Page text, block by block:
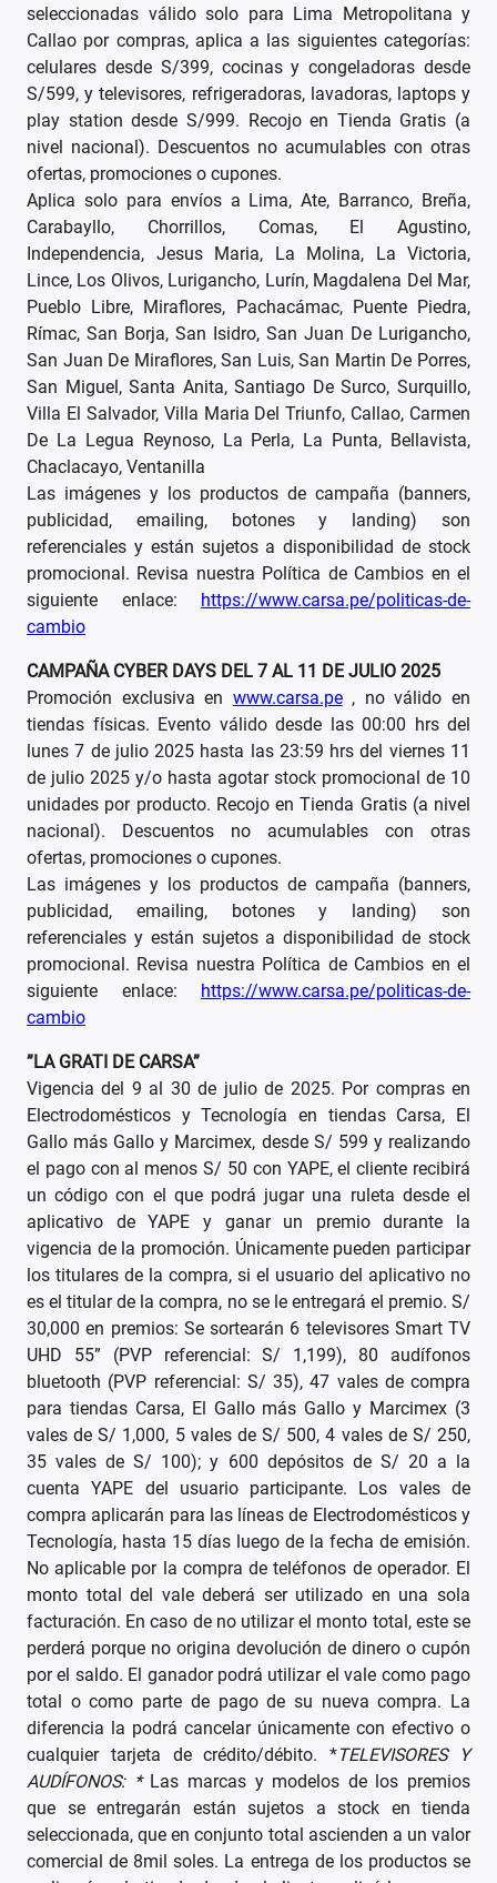
seleccionadas válido solo para Lima Metropolitana y
Callao por compras, aplica a las siguientes categorías:
celulares desde S/399, cocinas y congeladoras desde
S/599, y televisores, refrigeradoras, lavadoras, laptops y
play station desde S/999. Recojo en Tienda Gratis (a
nivel nacional). Descuentos no acumulables con otras
ofertas, promociones o cupones.
Aplica solo para envíos a Lima, Ate, Barranco, Breña,
Carabayllo, Chorrillos, Comas, El Agustino,
Independencia, Jesus Maria, La Molina, La Victoria,
Lince, Los Olivos, Lurigancho, Lurín, Magdalena Del Mar,
Pueblo Libre, Miraflores, Pachacámac, Puente Piedra,
Rímac, San Borja, San Isidro, San Juan De Lurigancho,
San Juan De Miraflores, San Luis, San Martin De Porres,
San Miguel, Santa Anita, Santiago De Surco, Surquillo,
Villa El Salvador, Villa Maria Del Triunfo, Callao, Carmen
De La Legua Reynoso, La Perla, La Punta, Bellavista,
Chaclacayo, Ventanilla
Las imágenes y los productos de campaña (banners,
publicidad, emailing, botones y landing) son
referenciales y están sujetos a disponibilidad de stock
promocional. Revisa nuestra Política de Cambios en el
siguiente enlace:
https://www.carsa.pe/politicas-de-
cambio
CAMPAÑA CYBER DAYS DEL 7 AL 11 DE JULIO 2025
Promoción exclusiva en www.carsa.pe, no válido en
tiendas físicas. Evento válido desde las 00:00 hrs del
lunes 7 de julio 2025 hasta las 23:59 hrs del viernes 11
de julio 2025 y/o hasta agotar stock promocional de 10
unidades por producto. Recojo en Tienda Gratis (a nivel
nacional). Descuentos no acumulables con otras
ofertas, promociones o cupones.
Las imágenes y los productos de campaña (banners,
publicidad, emailing, botones y landing) son
referenciales y están sujetos a disponibilidad de stock
promocional. Revisa nuestra Política de Cambios en el
siguiente enlace:
https://www.carsa.pe/politicas-de-
cambio
”LA GRATI DE CARSA”
Vigencia del 9 al 30 de julio de 2025. Por compras en
Electrodomésticos y Tecnología en tiendas Carsa, El
Gallo más Gallo y Marcimex, desde S/ 599 y realizando
el pago con al menos S/ 50 con YAPE, el cliente recibirá
un código con el que podrá jugar una ruleta desde el
aplicativo de YAPE y ganar un premio durante la
vigencia de la promoción. Únicamente pueden participar
los titulares de la compra, si el usuario del aplicativo no
es el titular de la compra, no se le entregará el premio. S/
30,000 en premios: Se sortearán 6 televisores Smart TV
UHD 55” (PVP referencial: S/ 1,199), 80 audífonos
bluetooth (PVP referencial: S/ 35), 47 vales de compra
para tiendas Carsa, El Gallo más Gallo y Marcimex (3
vales de S/ 1,000, 5 vales de S/ 500, 4 vales de S/ 250,
35 vales de S/ 100); y 600 depósitos de S/ 20 a la
cuenta YAPE del usuario participante. Los vales de
compra aplicarán para las líneas de Electrodomésticos y
Tecnología, hasta 15 días luego de la fecha de emisión.
No aplicable por la compra de teléfonos de operador. El
monto total del vale deberá ser utilizado en una sola
facturación. En caso de no utilizar el monto total, este se
perderá porque no origina devolución de dinero o cupón
por el saldo. El ganador podrá utilizar el vale como pago
total o como parte de pago de su nueva compra. La
diferencia la podrá cancelar únicamente con efectivo o
cualquier tarjeta de crédito/débito. *TELEVISORES Y
AUDÍFONOS: *Las marcas y modelos de los premios
que se entregarán están sujetos a stock en tienda
seleccionada, que en conjunto total ascienden a un valor
comercial de 8mil soles. La entrega de los productos se